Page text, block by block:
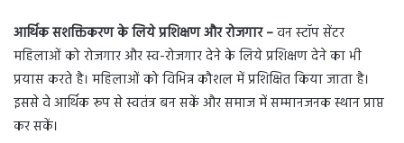
आर्थिक सशक्तिकरण के लिये प्रशिक्षण और रोजगार –वन स्टॉप सेंटर
महिलाओं को रोजगार और स्व-रोजगार देने के लिये प्रशिक्षण देने का भी
प्रयास करते है। महिलाओं को विभिन्न कौशल में प्रशिक्षित किया जाता है।
इससे वे आर्थिक रूप से स्वतंत्र बन सकें और समाज में सम्मानजनक स्थान प्राप्त
कर सकें।